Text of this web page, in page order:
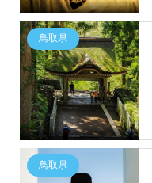
鳥取県
鳥取県